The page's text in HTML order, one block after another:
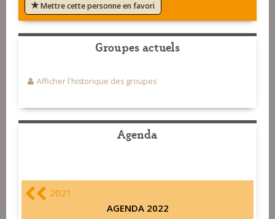
Mettre cette personne en favori
Groupes actuels
Afficher l'historique des groupes
Agenda
2021
AGENDA 2022